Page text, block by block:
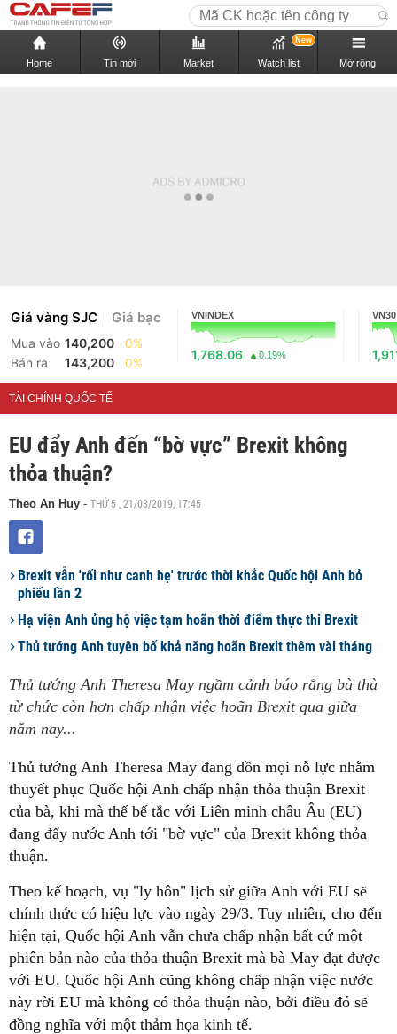
Home Tin mới Market Watch list
New
Mở rộng
Giá vàng SJC Giá bạc
Mua vào 140,200
0%
Bán ra
143,200 0%
VNINDEX
1,768.06 0.19%
VN30
TÀI CHÍNH QUỐC TẾ
EU đẩy Anh đến “bờ vực” Brexit không
thỏa thuận?
Theo An Huy - THỨ 5 , 21/03/2019, 17:45
Brexit vẫn 'rối như canh hẹ' trước thời khắc Quốc hội Anh bỏ
phiếu lần 2
Hạ viện Anh ủng hộ việc tạm hoãn thời điểm thực thi Brexit
Thủ tướng Anh tuyên bố khả năng hoãn Brexit thêm vài tháng
Thủ tướng Anh Theresa May ngầm cảnh báo rằng bà thà
từ chức còn hơn chấp nhận việc hoãn Brexit qua giữa
năm nay...
Thủ tướng Anh Theresa May đang dồn mọi nỗ lực nhằm
thuyết phục Quốc hội Anh chấp nhận thỏa thuận Brexit
của bà, khi mà thế bế tắc với Liên minh châu Âu (EU)
đang đẩy nước Anh tới "bờ vực" của Brexit không thỏa
thuận.
Theo kế hoạch, vụ "ly hôn" lịch sử giữa Anh với EU sẽ
chính thức có hiệu lực vào ngày 29/3. Tuy nhiên, cho đến
hiện tại, Quốc hội Anh vẫn chưa chấp nhận bất cứ một
phiên bản nào của thỏa thuận Brexit mà bà May đạt được
với EU. Quốc hội Anh cũng không chấp nhận việc nước
này rời EU mà không có thỏa thuận nào, bởi điều đó sẽ
đồng nghĩa với một thảm họa kinh tế.